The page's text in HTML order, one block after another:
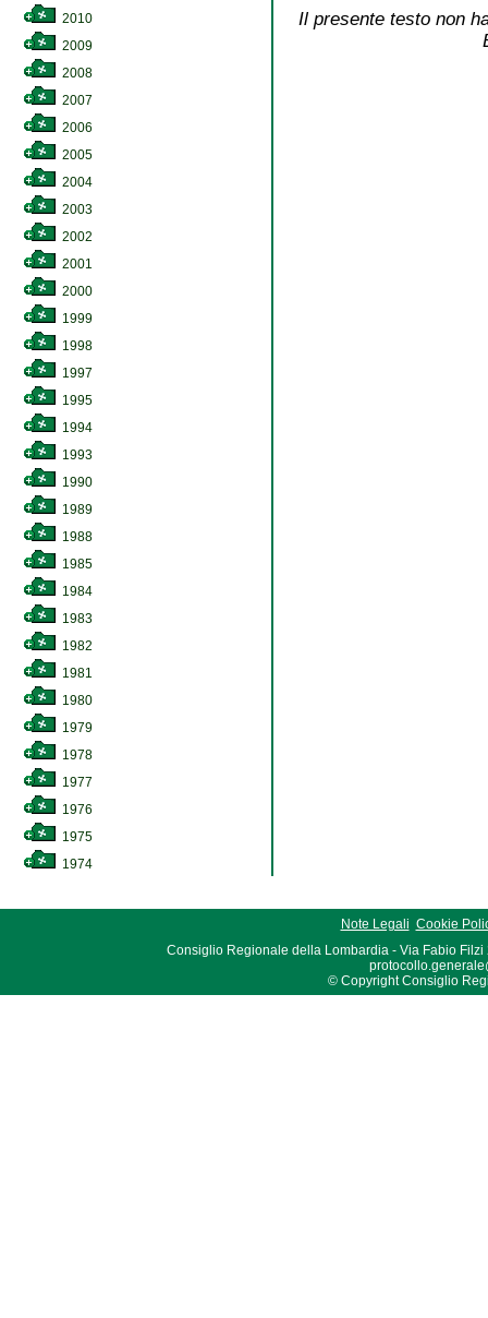
2010
2009
2008
2007
2006
2005
2004
2003
2002
2001
2000
1999
1998
1997
1995
1994
1993
1990
1989
1988
1985
1984
1983
1982
1981
1980
1979
1978
1977
1976
1975
1974
Il presente testo non
Note Legali Cookie
Consiglio Regionale della Lombardia - Via Fabio Filzi
© Copyright Consiglio